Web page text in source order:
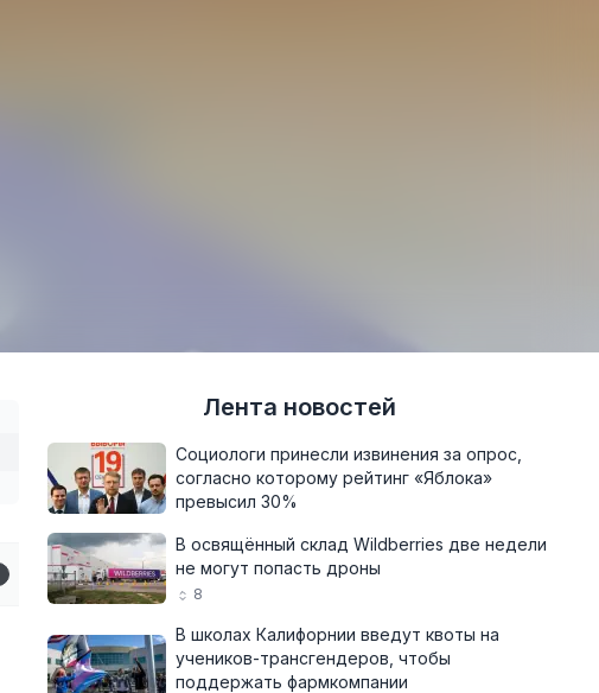
Лента новостей
Социологи принесли извинения за опрос,
согласно которому рейтинг «Яблока»
превысил 30%
В освящённый склад Wildberries две недели
не могут попасть дроны
8
В школах Калифорнии введут квоты на
учеников-трансгендеров, чтобы
поддержать фармкомпании